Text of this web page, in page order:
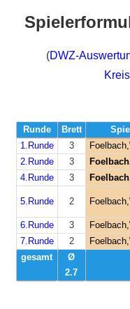
(DWZ-
Runde Brett
1.Runde
3
2.Runde
3
4.Runde
3
5.Runde 2
6.Runde
3
7.Runde
2
gesamt
Ø
2.7